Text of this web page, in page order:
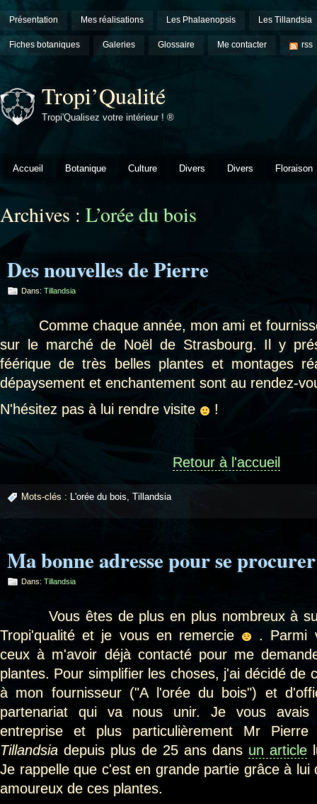
Présentation Mes réalisations Les Phalaenopsis Les Tillandsia
Fiches botaniques Galeries Glossaire Me contacter rss
Tropi’Qualité
Tropi'Qualisez votre intérieur ! ®
Accueil Botanique Culture Divers Divers Floraison
Archives : L’orée du bois
Des nouvelles de Pierre
Dans: Tillandsia
Comme chaque année, mon ami et
sur le marché de Noël de Strasbourg. Il y
féérique de très belles plantes et montages
dépaysement et enchantement sont au rendez-
N'hésitez pas à lui rendre visite
!
Retour à l'accueil
Mots-clés : L'orée du bois, Tillandsia
Ma bonne adresse pour se
Dans: Tillandsia
Vous êtes de plus en plus nombreux à
Tropi'qualité et je vous en remercie
. Parmi
ceux à m'avoir déjà contacté pour me
plantes. Pour simplifier les choses, j'ai décidé de
à mon fournisseur ("A l'orée du bois") et
partenariat qui va nous unir. Je vous avais
entreprise et plus particulièrement Mr
Tillandsia depuis plus de 25 ans dans un article
Je rappelle que c'est en grande partie grâce à lui
amoureux de ces plantes.